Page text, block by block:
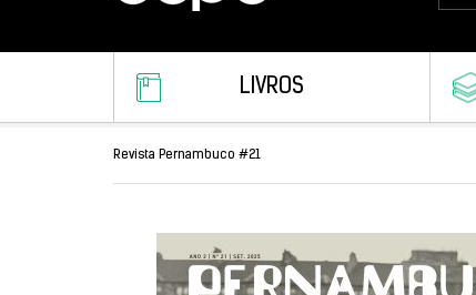
LIVROS
Revista Pernambuco #21